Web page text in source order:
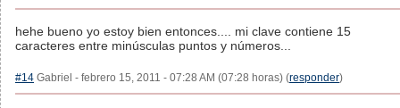
hehe bueno yo estoy bien entonces.... mi clave contiene 15
caracteres entre minúsculas puntos y números...
#14 Gabriel - febrero 15, 2011 - 07:28 AM (07:28 horas) (responder)